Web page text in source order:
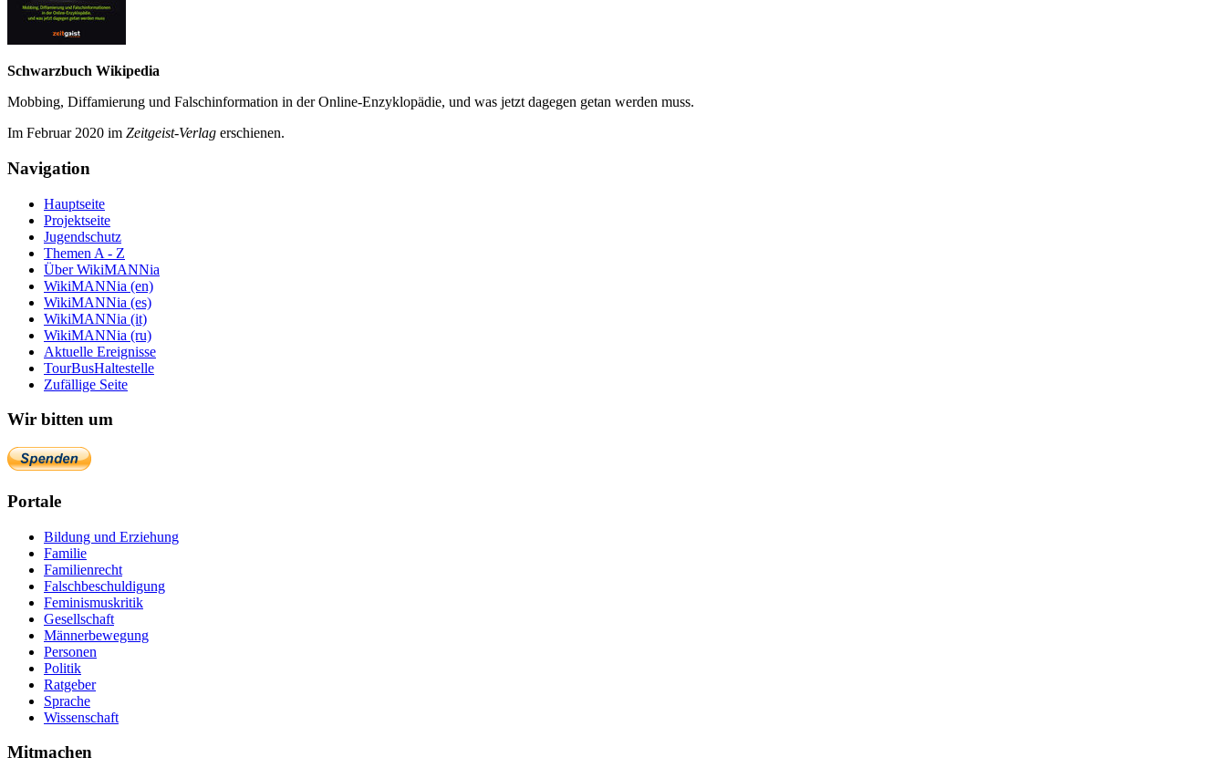
Schwarzbuch Wikipedia
Mobbing, Diffamierung und Falsch­information in der Online-Enzyklo­pädie, und was jetzt da­gegen getan werden muss.
Im Februar 2020 im Zeit­geist-Verlag erschienen.
Navigation
Hauptseite
Projektseite
Jugendschutz
Themen A - Z
Über WikiMANNia
WikiMANNia (en)
WikiMANNia (es)
WikiMANNia (it)
WikiMANNia (ru)
Aktuelle Ereignisse
TourBusHaltestelle
Zufällige Seite
Wir bitten um
Portale
Bildung und Erziehung
Familie
Familienrecht
Falschbeschuldigung
Feminismuskritik
Gesellschaft
Männerbewegung
Personen
Politik
Ratgeber
Sprache
Wissenschaft
Mitmachen